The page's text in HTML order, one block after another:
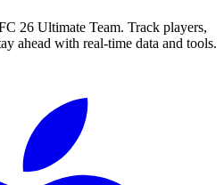
26 Ultimate Team. Track players,
ahead with real-time data and tools.